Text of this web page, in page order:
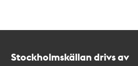
Stockholmskällan drivs av